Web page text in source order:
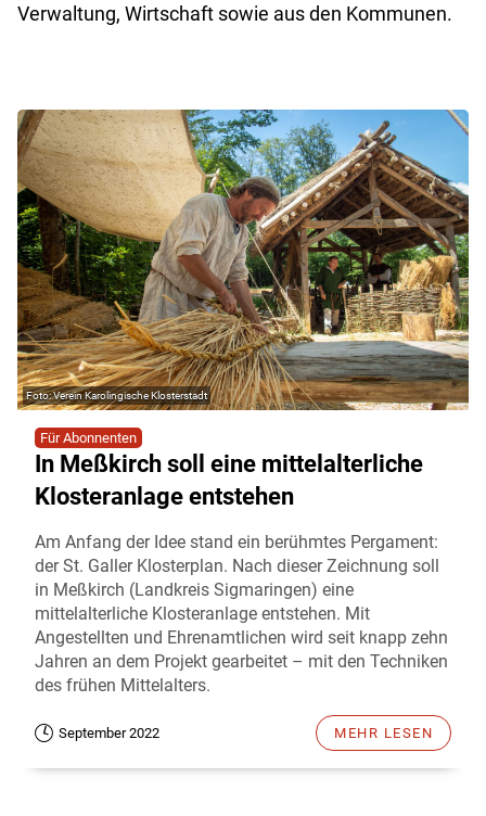
Verwaltung, Wirtschaft sowie aus den Kommunen.
Verein Karolingische Klosterstadt
Für Abonnenten
In Meßkirch soll eine mittelalterliche
Klosteranlage entstehen
Am Anfang der Idee stand ein berühmtes Pergament:
der St. Galler Klosterplan. Nach dieser Zeichnung soll
in Meßkirch (Landkreis Sigmaringen) eine
mittelalterliche Klosteranlage entstehen. Mit
Angestellten und Ehrenamtlichen wird seit knapp zehn
Jahren an dem Projekt gearbeitet – mit den Techniken
des frühen Mittelalters.
September 2022 MEHR LESEN